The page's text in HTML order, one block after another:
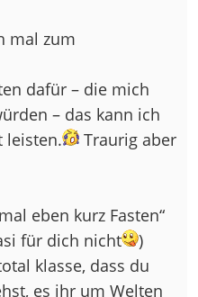
mal zum
dafür – die mich
– das kann ich
leisten.
Traurig aber
eben kurz Fasten“
für dich nicht
)
klasse, dass du
es ihr um Welten